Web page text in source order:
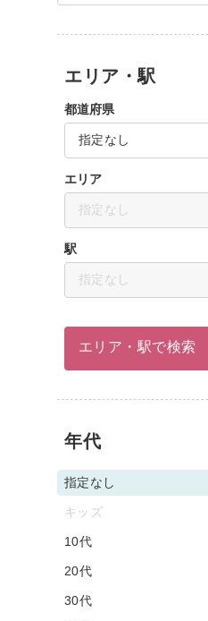
エリア・駅
都道府県
指定なし
エリア
指定なし
駅
指定なし
エリア・駅で検索
年代
指定なし
キッズ
10代
20代
30代